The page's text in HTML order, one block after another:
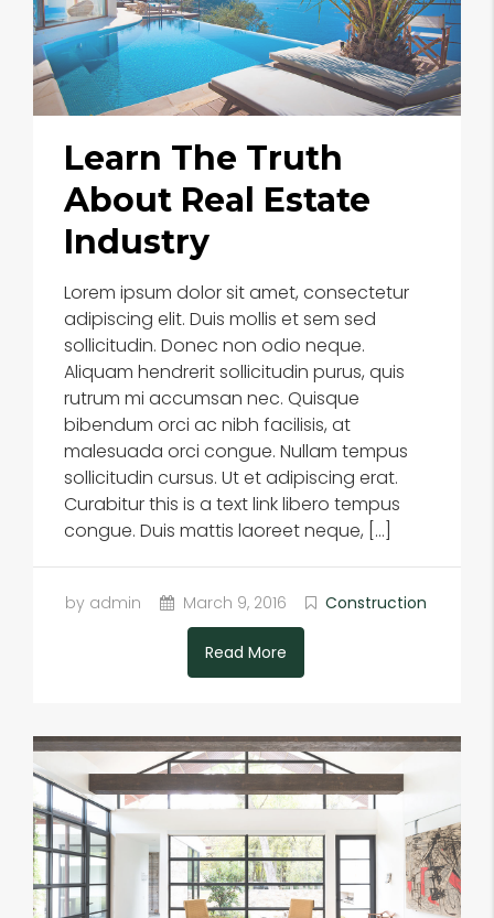
Learn The Truth
About Real Estate
Industry
Lorem ipsum dolor sit amet, consectetur
adipiscing elit. Duis mollis et sem sed
sollicitudin. Donec non odio neque.
Aliquam hendrerit sollicitudin purus, quis
rutrum mi accumsan nec. Quisque
bibendum orci ac nibh facilisis, at
malesuada orci congue. Nullam tempus
sollicitudin cursus. Ut et adipiscing erat.
Curabitur this is a text link libero tempus
congue. Duis mattis laoreet neque, […]
by admin March 9, 2016 Construction
Read More